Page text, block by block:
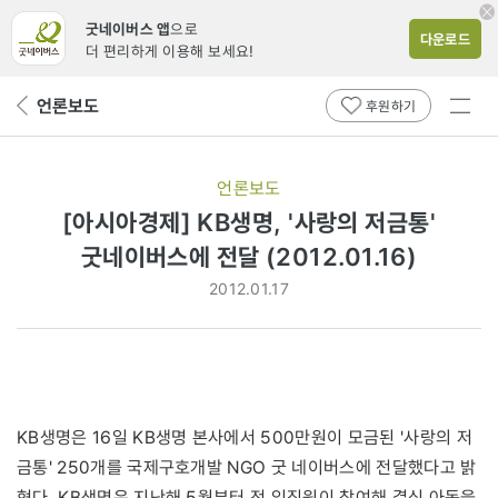
굿네이버스 앱으로
더 편리하게 이용해 보세요!
다운로드
뒤 언론보도 후원하기
전체
언론보도
[아시아경제] KB생명, '사랑의 저금통'
굿네이버스에 전달 (2012.01.16)
2012.01.17
KB생명은 16일 KB생명 본사에서 500만원이 모금된 '사랑의 저
금통' 250개를 국제구호개발 NGO 굿 네이버스에 전달했다고 밝